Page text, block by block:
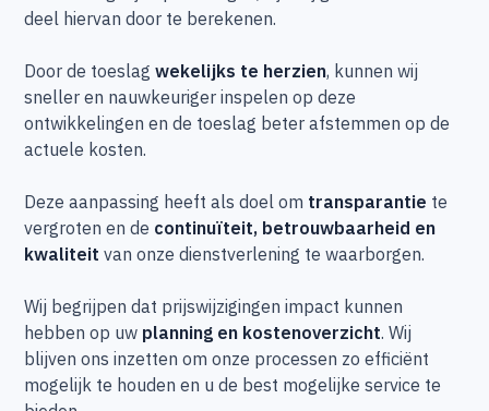
deel hiervan door te berekenen.
Door de toeslagwekelijks te herzien, kunnen wij
sneller en nauwkeuriger inspelen op deze
ontwikkelingen en de toeslag beter afstemmen op de
actuele kosten.
Deze aanpassing heeft als doel om transparantie te
vergroten en de continuïteit, betrouwbaarheid en
kwaliteit van onze dienstverlening te waarborgen.
Wij begrijpen dat prijswijzigingen impact kunnen
hebben op uw planning en kostenoverzicht. Wij
blijven ons inzetten om onze processen zo efficiënt
mogelijk te houden en u de best mogelijke service te